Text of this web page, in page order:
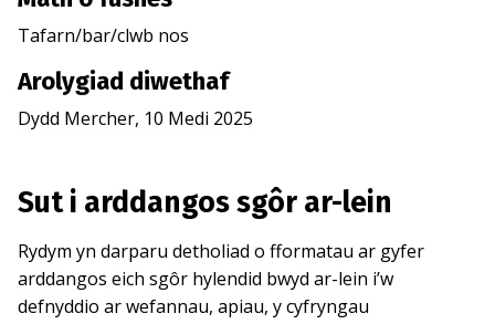
Tafarn/bar/clwb nos
Arolygiad diwethaf
Dydd Mercher, 10 Medi 2025
Sut i arddangos sgôr ar-lein
Rydym yn darparu detholiad o fformatau ar gyfer
arddangos eich sgôr hylendid bwyd ar-lein i’w
defnyddio ar wefannau, apiau, y cyfryngau